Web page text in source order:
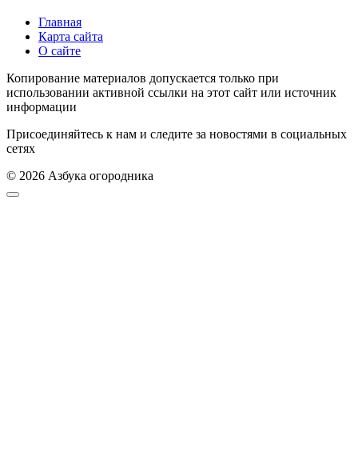
Главная
Карта сайта
О сайте
Копирование материалов допускается только при
использовании активной ссылки на этот сайт или источник
информации
Присоединяйтесь к нам и следите за новостями в социальных
сетях
© 2026 Азбука огородника